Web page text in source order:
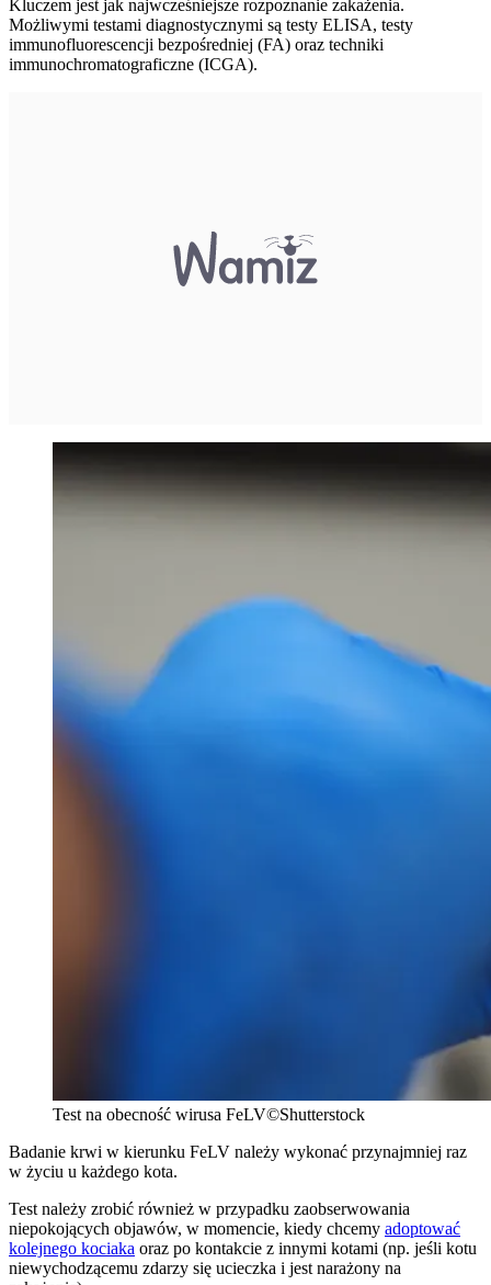
Kluczem jest jak najwcześniejsze rozpoznanie zakażenia.
Możliwymi testami diagnostycznymi są testy ELISA, testy
immunofluorescencji bezpośredniej (FA) oraz techniki
immunochromatograficzne (ICGA).
Test na obecność wirusa FeLV©Shutterstock
Badanie krwi w kierunku FeLV należy wykonać przynajmniej raz
w życiu u każdego kota.
Test należy zrobić również w przypadku zaobserwowania
niepokojących objawów, w momencie, kiedy chcemy adoptować
kolejnego kociaka oraz po kontakcie z innymi kotami (np. jeśli kotu
niewychodzącemu zdarzy się ucieczka i jest narażony na